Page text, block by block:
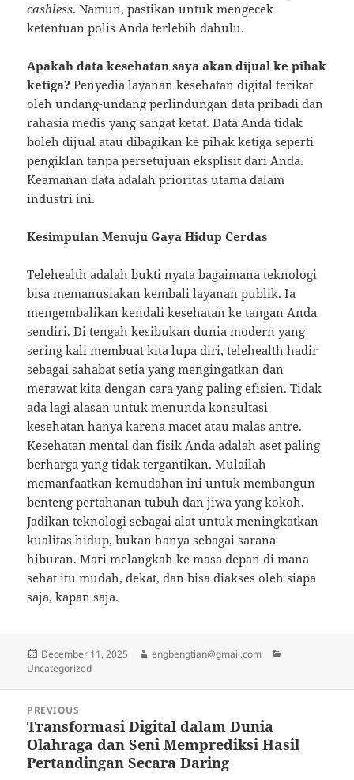
cashless. Namun, pastikan untuk mengecek
ketentuan polis Anda terlebih dahulu.
Apakah data kesehatan saya akan dijual ke pihak
ketiga? Penyedia layanan kesehatan digital terikat
oleh undang-undang perlindungan data pribadi dan
rahasia medis yang sangat ketat. Data Anda tidak
boleh dijual atau dibagikan ke pihak ketiga seperti
pengiklan tanpa persetujuan eksplisit dari Anda.
Keamanan data adalah prioritas utama dalam
industri ini.
Kesimpulan Menuju Gaya Hidup Cerdas
Telehealth adalah bukti nyata bagaimana teknologi
bisa memanusiakan kembali layanan publik. Ia
mengembalikan kendali kesehatan ke tangan Anda
sendiri. Di tengah kesibukan dunia modern yang
sering kali membuat kita lupa diri, telehealth hadir
sebagai sahabat setia yang mengingatkan dan
merawat kita dengan cara yang paling efisien. Tidak
ada lagi alasan untuk menunda konsultasi
kesehatan hanya karena macet atau malas antre.
Kesehatan mental dan fisik Anda adalah aset paling
berharga yang tidak tergantikan. Mulailah
memanfaatkan kemudahan ini untuk membangun
benteng pertahanan tubuh dan jiwa yang kokoh.
Jadikan teknologi sebagai alat untuk meningkatkan
kualitas hidup, bukan hanya sebagai sarana
hiburan. Mari melangkah ke masa depan di mana
sehat itu mudah, dekat, dan bisa diakses oleh siapa
saja, kapan saja.
Posted
on
December 11, 2025 Author
engbengtian@gmail.com
Uncategorized
navigation
PREVIOUS
Previous
post:
Transformasi Digital dalam Dunia
Olahraga dan Seni Memprediksi Hasil
Pertandingan Secara Daring